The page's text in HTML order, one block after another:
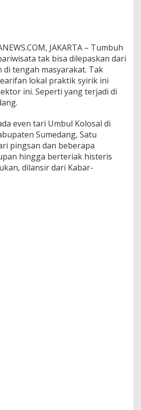
JAKARTA – Tumbuh
tak bisa dilepaskan dari
di tengah masyarakat. Tak
lokal praktik syirik ini
ini. Seperti yang terjadi di
even tari Umbul Kolosal di
Sumedang, Satu
pingsan dan beberapa
hingga berteriak histeris
dilansir dari Kabar-